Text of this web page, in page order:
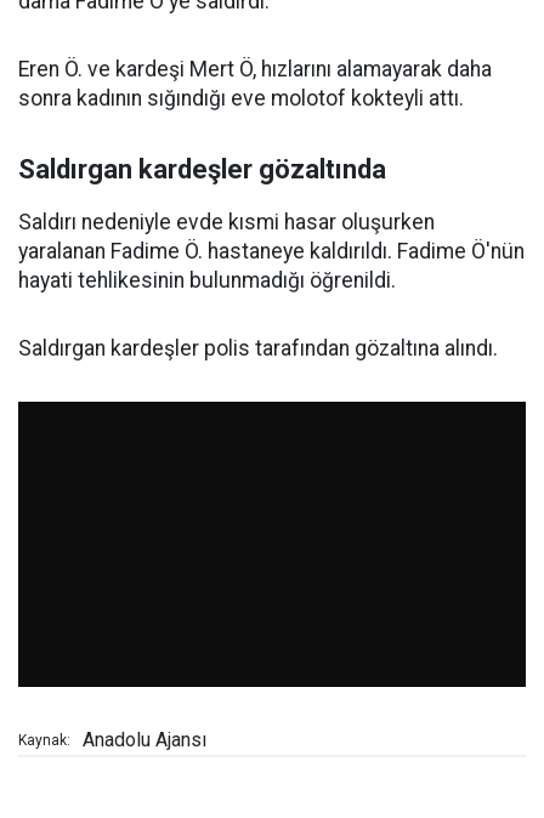
Eren Ö. ve kardeşi Mert Ö, hızlarını alamayarak daha
sonra kadının sığındığı eve molotof kokteyli attı.
Saldırgan kardeşler gözaltında
Saldırı nedeniyle evde kısmi hasar oluşurken
yaralanan Fadime Ö. hastaneye kaldırıldı. Fadime Ö'nün
hayati tehlikesinin bulunmadığı öğrenildi.
Saldırgan kardeşler polis tarafından gözaltına alındı.
Kaynak: Anadolu Ajansı